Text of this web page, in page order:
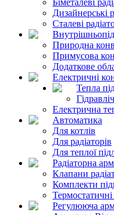
Дизайнерські
Сталеві
Природна
Примусова
Додаткове
Електричні
Тепла
Електрична
Автоматика
Для котлів
Для радіаторів
Для теплої
Радіаторна
Клапани
Комплекти
Регулююча